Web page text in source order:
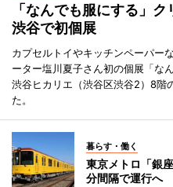
「なんでも服にする」
渋谷で初個展
カプセルトイやキッチンペーパー
ーター塩川夏子さん初の個展「な
渋谷ヒカリエ（渋谷区渋谷2）8階
た。
暮らす・働く
東京メトロ「銀
分間隔で運行へ